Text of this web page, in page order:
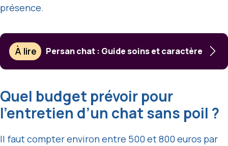
présence.
À lire Persan chat : Guide soins et caractère
Quel budget prévoir pour
l’entretien d’un chat sans poil ?
Il faut compter environ entre 500 et 800 euros par